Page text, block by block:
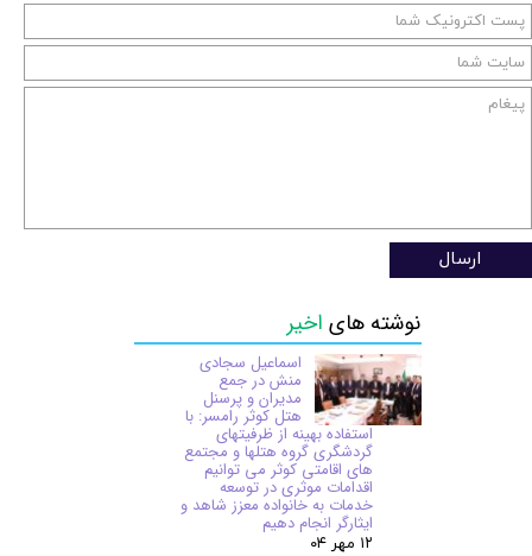
ارسال
نوشته های اخیر
اسماعیل سجادی
منش در جمع
مدیران و پرسنل
هتل کوثر رامسر: با
استفاده بهینه از ظرفیتهای
گردشگری گروه هتلها و مجتمع
های اقامتی کوثر می توانیم
اقدامات موثری در توسعه
خدمات به خانواده معزز شاهد و
ایثارگر انجام دهیم
۱۲ مهر ۰۴